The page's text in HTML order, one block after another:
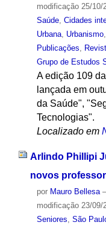
modificação25/10/
Saúde, Cidades
Urbana, Urbanismo,
Publicações
Grupo de Estudos
A edição 109
lançada em
da Saúde",
Tecnologias".
Localizado em
Arlindo Phillipi
novos
por Mauro Bellesa
modificação23/09/
Seniores, São